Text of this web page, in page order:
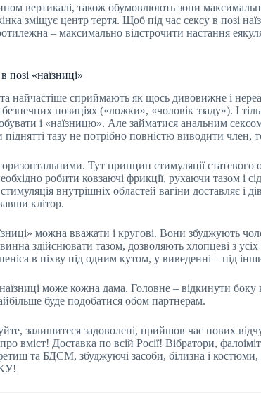
вертикалі, також обумовлюють зони
зміщує центр тертя. Щоб під час сексу в позі
– максимально відстрочити настання
«наїзниці»
найчастіше сприймають як щось дивовижне і
позиціях («ложки», «чоловік ззаду»). І
і «наїзницю». Але займатися анальним
піднятті тазу не потрібно повністю виводити член,
Тут принцип стимуляції статевого
робити ковзаючі фрикції, рухаючи тазом і
внутрішніх областей вагіни доставляє і
клітор.
можна вважати і кругові. Вони збуджують
здійснювати тазом, дозволяють хлопцеві з
в піхву під одним кутом, у виведенні – під
може кожна дама. Головне – відкинути
буде подобатися обом партнерам.
залишитеся задоволені, прийшов час нових
вміст! Доставка по всій Росії! Вібратори,
та БДСМ, збуджуючі засоби, білизна і